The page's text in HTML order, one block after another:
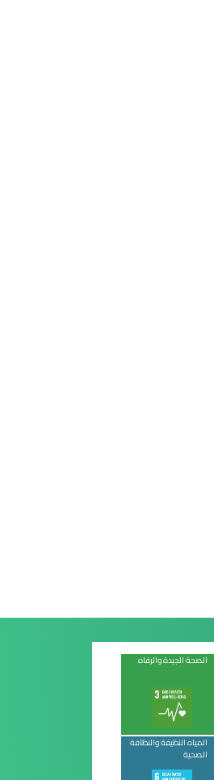
الصحة الجيدة والرفاه
المياه النظيفة والنظافة
الصحية